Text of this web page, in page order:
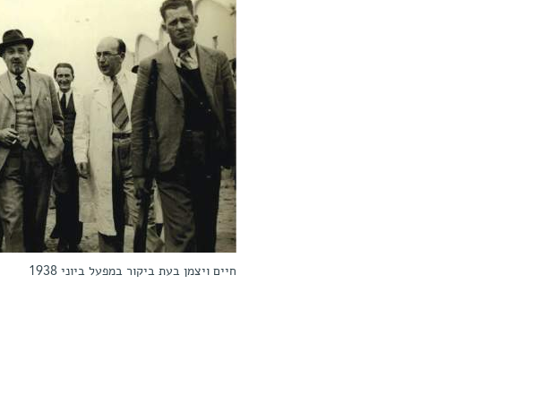
חיים ויצמן בעת ביקור במפעל ביוני 1938